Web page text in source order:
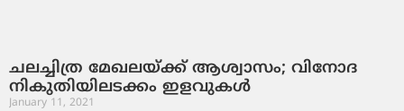
ചലച്ചിത്ര മേഖലയ്ക്ക് ആശ്വാസം; വിനോദ
നികുതിയിലടക്കം ഇളവുകള്‍
January 11, 2021